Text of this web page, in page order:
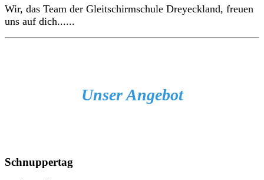
Wir, das Team der Gleitschirmschule Dreyeckland, freuen
uns auf dich......
Unser Angebot
Schnuppertag